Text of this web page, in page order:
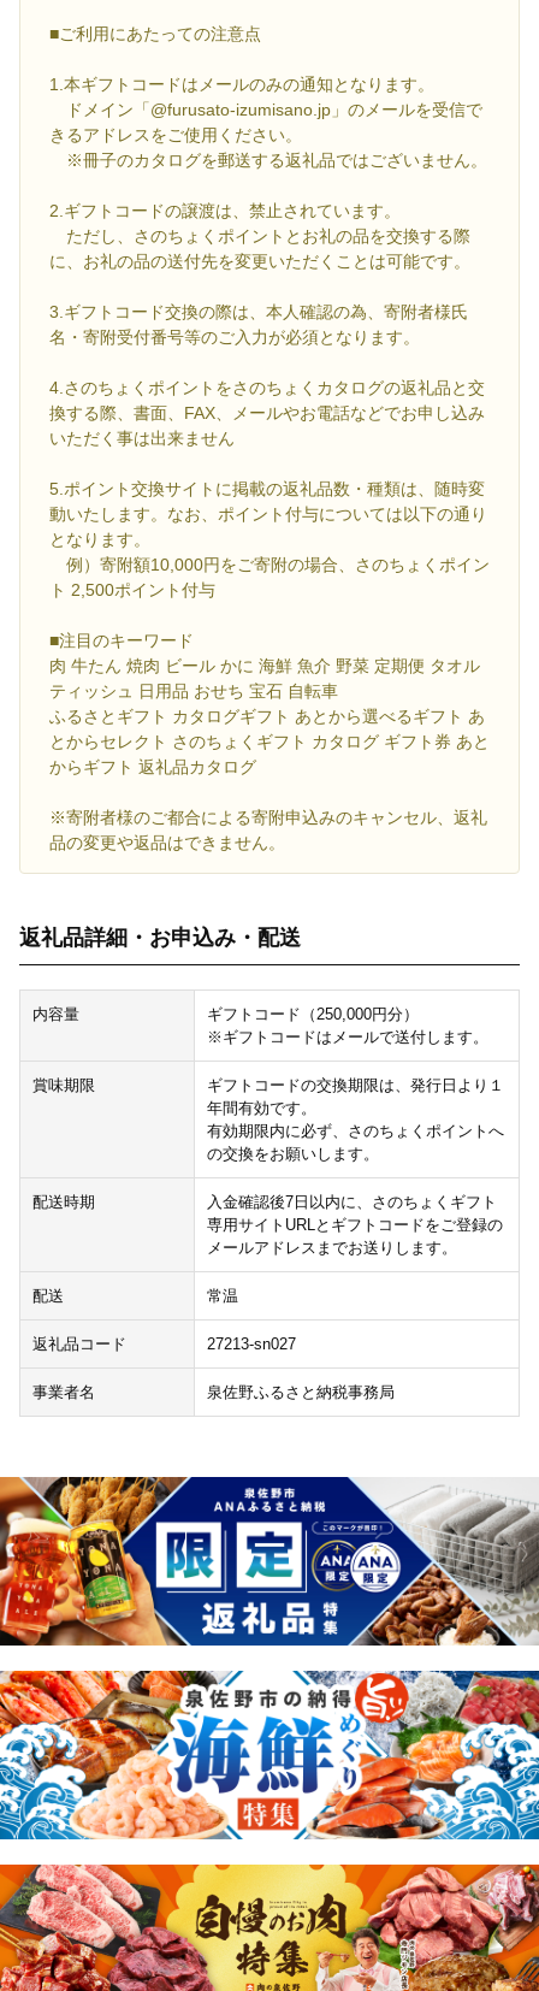
■ご利用にあたっての注意点
1.本ギフトコードはメールのみの通知となります。
ドメイン「@furusato-izumisano.jp」のメールを受信で
きるアドレスをご使用ください。
※冊子のカタログを郵送する返礼品ではございません。
2.ギフトコードの譲渡は、禁止されています。
ただし、さのちょくポイントとお礼の品を交換する際
に、お礼の品の送付先を変更いただくことは可能です。
3.ギフトコード交換の際は、本人確認の為、寄附者様氏
名・寄附受付番号等のご入力が必須となります。
4.さのちょくポイントをさのちょくカタログの返礼品と交
換する際、書面、FAX、メールやお電話などでお申し込み
いただく事は出来ません
5.ポイント交換サイトに掲載の返礼品数・種類は、随時変
動いたします。なお、ポイント付与については以下の通り
となります。
例）寄附額10,000円をご寄附の場合、さのちょくポイン
ト 2,500ポイント付与
■注目のキーワード
肉 牛たん 焼肉 ビール かに 海鮮 魚介 野菜 定期便 タオル
ティッシュ 日用品 おせち 宝石 自転車
ふるさとギフト カタログギフト あとから選べるギフト あ
とからセレクト さのちょくギフト カタログ ギフト券 あと
からギフト 返礼品カタログ
※寄附者様のご都合による寄附申込みのキャンセル、返礼
品の変更や返品はできません。
返礼品詳細・お申込み・配送
内容量
ギフトコード（250,000円分）
※ギフトコードはメールで送付します。
賞味期限
ギフトコードの交換期限は、発行日より１
年間有効です。
有効期限内に必ず、さのちょくポイントへ
の交換をお願いします。
配送時期
入金確認後7日以内に、さのちょくギフト
専用サイトURLとギフトコードをご登録の
メールアドレスまでお送りします。
配送 常温
返礼品コード 27213-sn027
事業者名 泉佐野ふるさと納税事務局